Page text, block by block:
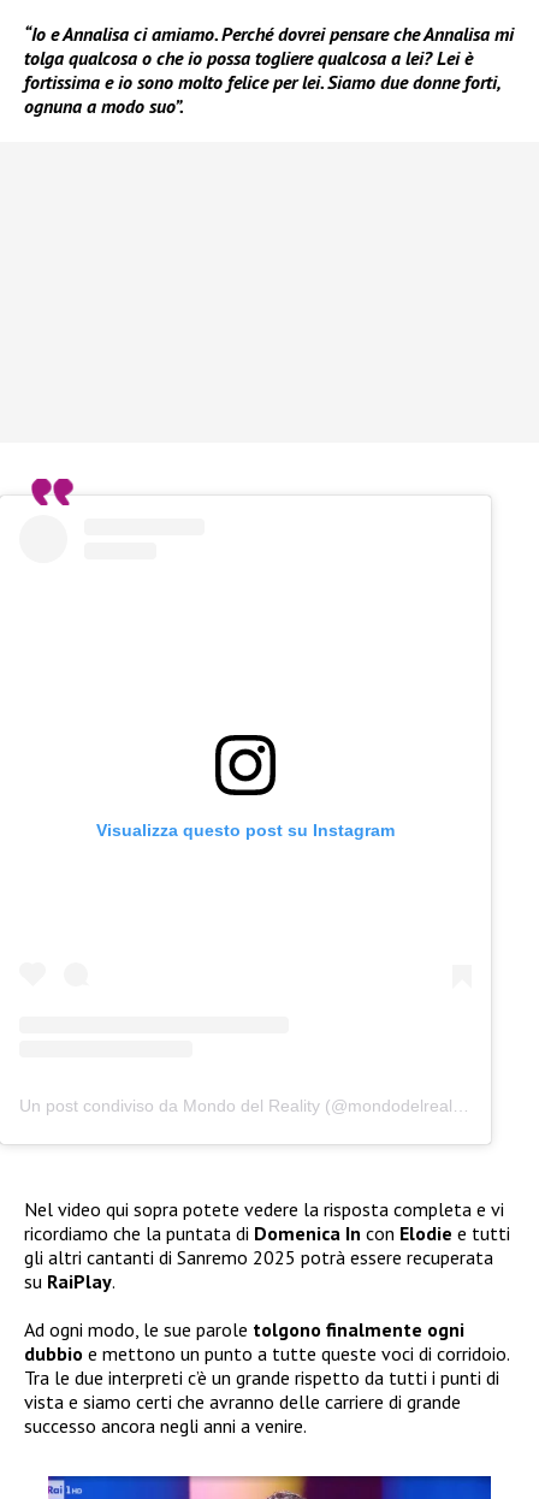
“Io e Annalisa ci amiamo. Perché dovrei pensare che Annalisa mi
tolga qualcosa o che io possa togliere qualcosa a lei? Lei è
fortissima e io sono molto felice per lei. Siamo due donne forti,
ognuna a modo suo”.
Visualizza questo post su Instagram
Nel video qui sopra potete vedere la risposta completa e vi
ricordiamo che la puntata di Domenica In con Elodie e tutti
gli altri cantanti di Sanremo 2025 potrà essere recuperata
su RaiPlay.
Ad ogni modo, le sue parole tolgono finalmente ogni
dubbio e mettono un punto a tutte queste voci di corridoio.
Tra le due interpreti c’è un grande rispetto da tutti i punti di
vista e siamo certi che avranno delle carriere di grande
successo ancora negli anni a venire.